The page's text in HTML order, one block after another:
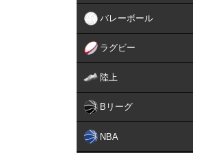
バレーボール
ラグビー
陸上
Bリーグ
NBA